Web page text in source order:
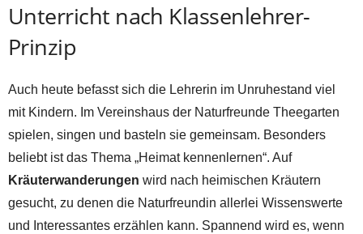
Unterricht nach Klassenlehrer-
Prinzip
Auch heute befasst sich die Lehrerin im Unruhestand viel
mit Kindern. Im Vereinshaus der Naturfreunde Theegarten
spielen, singen und basteln sie gemeinsam. Besonders
beliebt ist das Thema „Heimat kennenlernen“. Auf
Kräuterwanderungen wird nach heimischen Kräutern
gesucht, zu denen die Naturfreundin allerlei Wissenswerte
und Interessantes erzählen kann. Spannend wird es, wenn